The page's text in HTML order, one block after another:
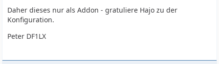
Daher dieses nur als Addon - gratuliere Hajo zu der
Konfiguration.
Peter DF1LX